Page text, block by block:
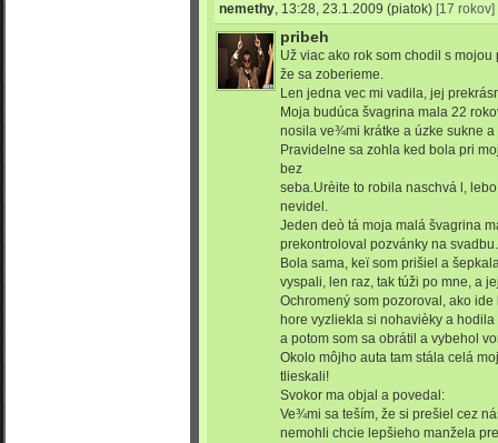
nemethy, 13:28, 23.1.2009 (piatok) [17 rokov]
pribeh
Už viac ako rok som chodil s
že sa zoberieme.
Len jedna vec mi vadila, jej
Moja budúca švagrina mala 22
nosila ve¾mi krátke a úzke sukne
Pravidelne sa zohla ked bola pri
bez
seba.Urèite to robila naschvá l,
nevidel.
Jeden deò tá moja malá švagrina
prekontroloval pozvánky na svadbu.
Bola sama, keï som prišiel a
vyspali, len raz, tak túži po mne, a
Ochromený som pozoroval, ako
hore vyzliekla si nohavièky a
a potom som sa obrátil a vybehol
Okolo môjho auta tam stála celá
tlieskali!
Svokor ma objal a povedal:
Ve¾mi sa teším, že si prešiel cez
nemohli chcie lepšieho manžela